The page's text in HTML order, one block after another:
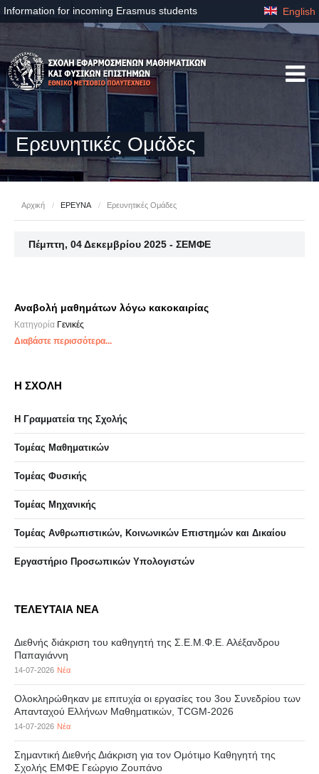
Information for incoming Erasmus students English
Ερευνητικές Ομάδες
Αρχική / ΕΡΕΥΝΑ / Ερευνητικές Ομάδες
Πέμπτη, 04 Δεκεμβρίου 2025 - ΣΕΜΦΕ
Αναβολή μαθημάτων λόγω κακοκαιρίας
Κατηγορία Γενικές
Διαβάστε περισσότερα...
Η ΣΧΟΛΗ
Η Γραμματεία της Σχολής
Τομέας Μαθηματικών
Τομέας Φυσικής
Τομέας Μηχανικής
Τομέας Ανθρωπιστικών, Κοινωνικών Επιστημών και Δικαίου
Eργαστήριo Προσωπικών Υπολογιστών
ΤΕΛΕΥΤΑΙΑ ΝΕΑ
Διεθνής διάκριση του καθηγητή της Σ.Ε.Μ.Φ.Ε. Αλέξανδρου
Παπαγιάννη
14-07-2026 Νέα
Ολοκληρώθηκαν με επιτυχία οι εργασίες του 3ου Συνεδρίου των
Απανταχού Ελλήνων Μαθηματικών, TCGM-2026
14-07-2026 Νέα
Σημαντική Διεθνής Διάκριση για τον Ομότιμο Καθηγητή της
Σχολής ΕΜΦΕ Γεώργιο Ζουπάνο